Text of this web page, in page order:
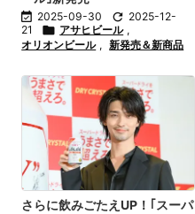
 2025-09-30  2025-12-
21
 アサヒビール ,
オリオンビール , 新発売＆新商品
さらに飲みごたえUP！｢スーパ